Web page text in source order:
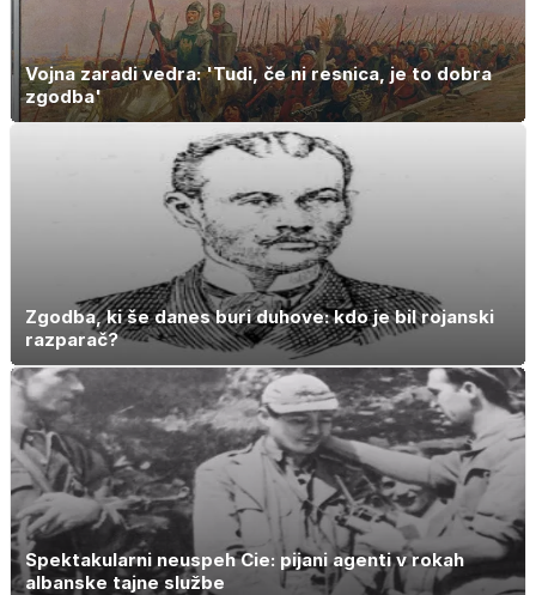
Vojna zaradi vedra: 'Tudi, če ni resnica, je to dobra
zgodba'
Zgodba, ki še danes buri duhove: kdo je bil rojanski
razparač?
Spektakularni neuspeh Cie: pijani agenti v rokah
albanske tajne službe